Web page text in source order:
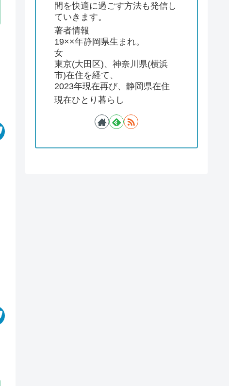
間を快適に過ごす方法も発信し
ていきます。
著者情報
19××年静岡県生まれ。
女
東京(大田区)、神奈川県(横浜
市)在住を経て、
2023年現在再び、静岡県在住
現在ひとり暮らし